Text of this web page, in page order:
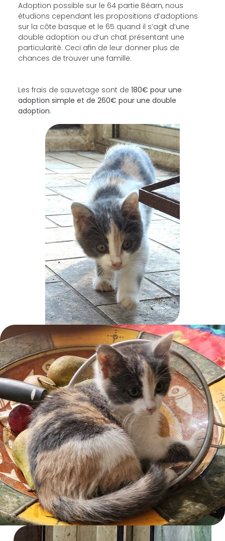
Adoption possible sur le 64 partie Béarn, nous
étudions cependant les propositions d’adoptions
sur la côte basque et le 65 quand il s’agit d’une
double adoption ou d’un chat présentant une
particularité. Ceci afin de leur donner plus de
chances de trouver une famille.
Les frais de sauvetage sont de 180€ pour une
adoption simple et de 260€ pour une double
adoption.